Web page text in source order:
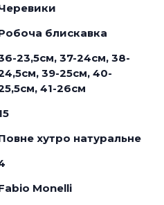
блискавка
23,5см, 37-24см, 38-
39-25см, 40-
41-26см
хутро натуральне
Monelli